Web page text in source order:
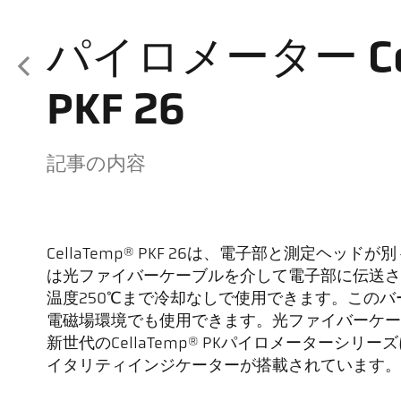
パイロメーター
PKF 26
記事の内容
CellaTemp® PKF 26は、電子部と測定ヘッドが
は光ファイバーケーブルを介して電子部に伝送
温度250℃まで冷却なしで使用できます。この
電磁場環境でも使用できます。光ファイバーケ
新世代のCellaTemp® PKパイロメーターシリー
イタリティインジケーターが搭載されています。